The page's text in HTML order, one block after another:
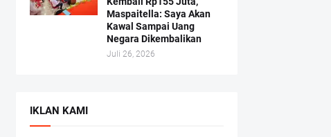
Maspaitella: Saya Akan
Kawal Sampai Uang
Negara Dikembalikan
Juli 26, 2026
IKLAN KAMI